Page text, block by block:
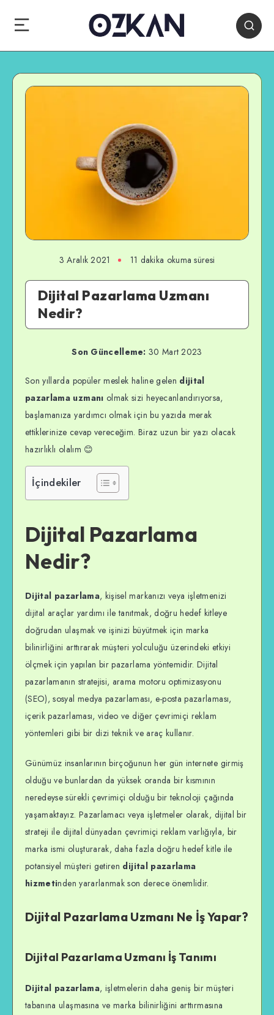
3 Aralık 2021 11 dakika okuma süresi
Dijital Pazarlama Uzmanı
Nedir?
Son Güncelleme: 30 Mart 2023
Son yıllarda popüler meslek haline gelen dijital
pazarlama uzmanı olmak sizi heyecanlandırıyorsa,
başlamanıza yardımcı olmak için bu yazıda merak
ettiklerinize cevap vereceğim. Biraz uzun bir yazı olacak
hazırlıklı olalım 😊
İçindekiler
Dijital Pazarlama
Nedir?
Dijital pazarlama, kişisel markanızı veya işletmenizi
dijital araçlar yardımı ile tanıtmak, doğru hedef kitleye
doğrudan ulaşmak ve işinizi büyütmek için marka
bilinirliğini arttırarak müşteri yolculuğu üzerindeki etkiyi
ölçmek için yapılan bir pazarlama yöntemidir. Dijital
pazarlamanın stratejisi, arama motoru optimizasyonu
(SEO), sosyal medya pazarlaması, e-posta pazarlaması,
içerik pazarlaması, video ve diğer çevrimiçi reklam
yöntemleri gibi bir dizi teknik ve araç kullanır.
Günümüz insanlarının birçoğunun her gün internete girmiş
olduğu ve bunlardan da yüksek oranda bir kısmının
neredeyse sürekli çevrimiçi olduğu bir teknoloji çağında
yaşamaktayız. Pazarlamacı veya işletmeler olarak, dijital bir
strateji ile dijital dünyadan çevrimiçi reklam varlığıyla, bir
marka ismi oluşturarak, daha fazla doğru hedef kitle ile
potansiyel müşteri getiren dijital pazarlama
hizmetinden yararlanmak son derece önemlidir.
Dijital Pazarlama Uzmanı Ne İş Yapar?
Dijital Pazarlama Uzmanı İş Tanımı
Dijital pazarlama, işletmelerin daha geniş bir müşteri
tabanına ulaşmasına ve marka bilinirliğini arttırmasına